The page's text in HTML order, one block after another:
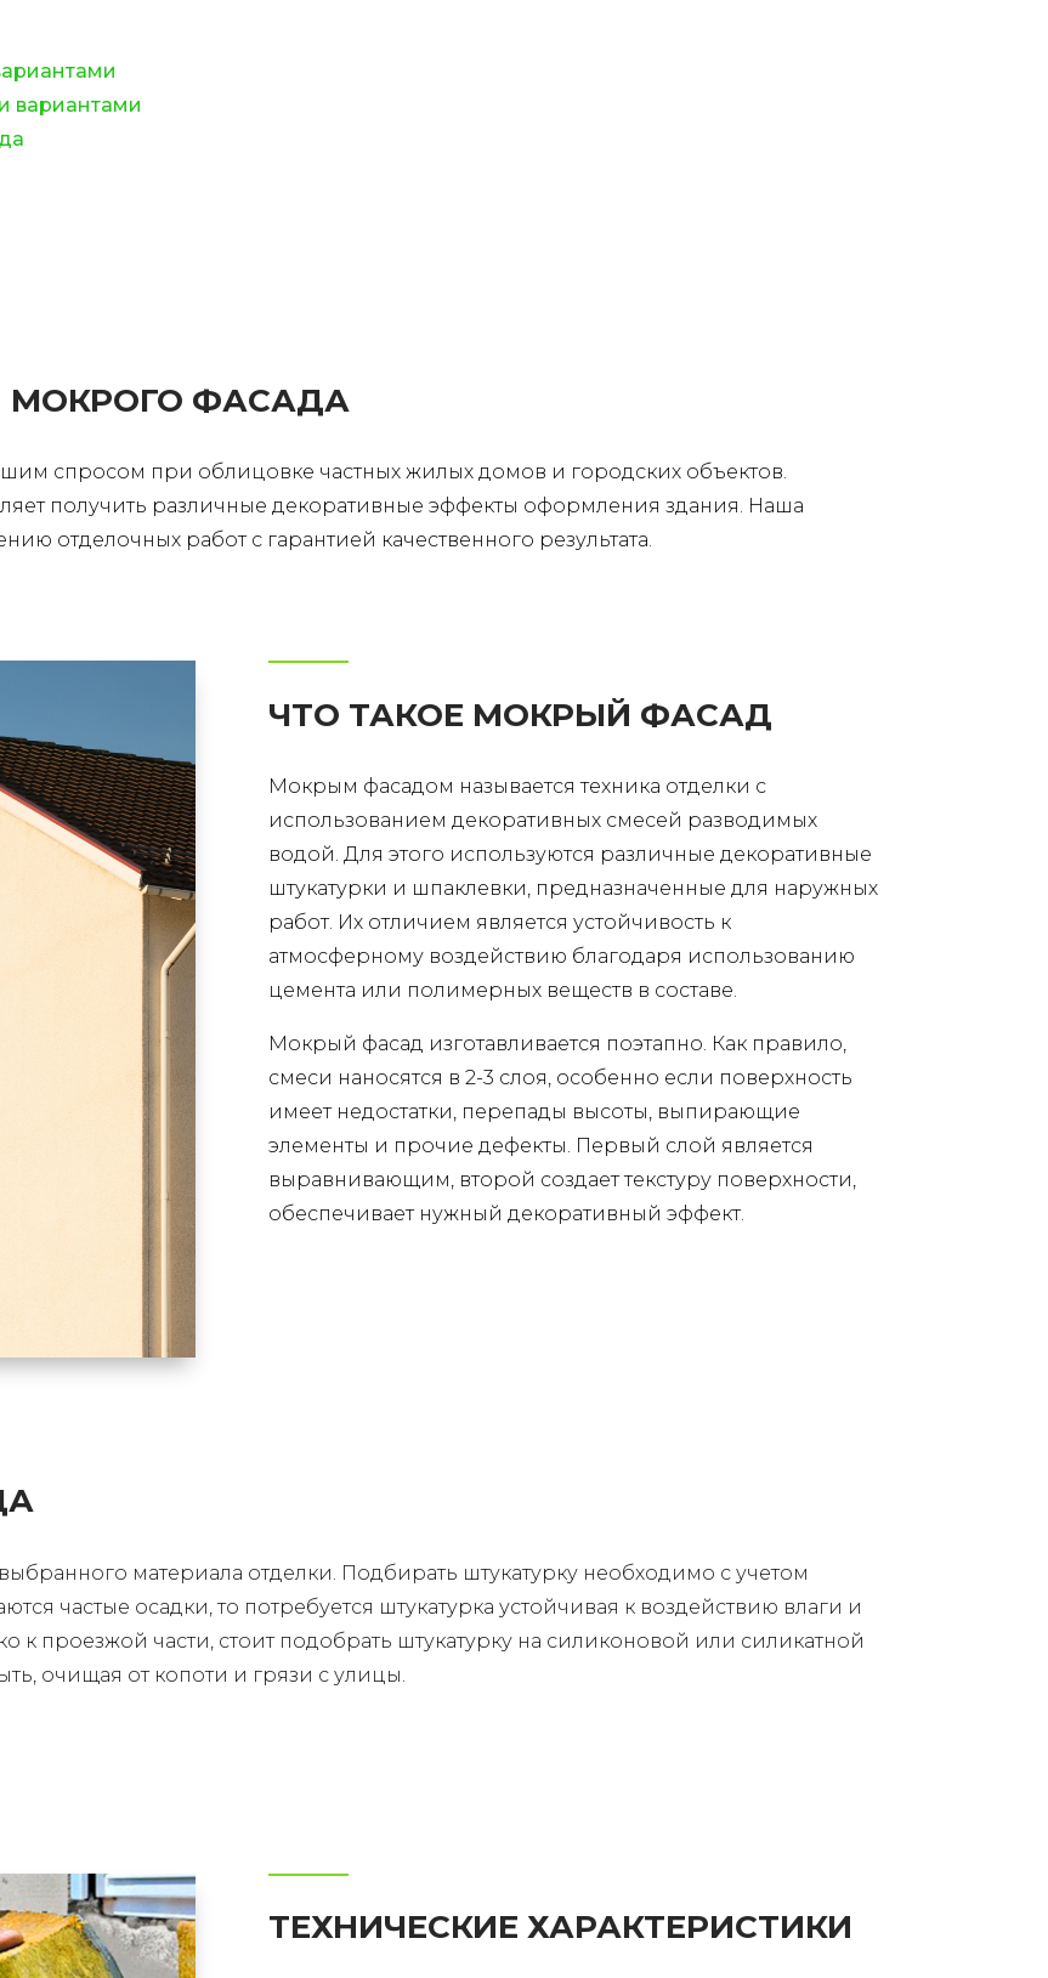
вариантами
МОКРОГО ФАСАДА
спросом при облицовке частных жилых домов и городских объектов.
получить различные декоративные эффекты оформления здания. Наша
отделочных работ с гарантией качественного результата.
ЧТО ТАКОЕ МОКРЫЙ ФАСАД
Мокрым фасадом называется техника отделки с
использованием декоративных смесей разводимых
водой. Для этого используются различные декоративные
штукатурки и шпаклевки, предназначенные для наружных
работ. Их отличием является устойчивость к
атмосферному воздействию благодаря использованию
цемента или полимерных веществ в составе.
Мокрый фасад изготавливается поэтапно. Как правило,
смеси наносятся в 2-3 слоя, особенно если поверхность
имеет недостатки, перепады высоты, выпирающие
элементы и прочие дефекты. Первый слой является
выравнивающим, второй создает текстуру поверхности,
обеспечивает нужный декоративный эффект.
материала отделки. Подбирать штукатурку необходимо с учетом
частые осадки, то потребуется штукатурка устойчивая к воздействию влаги и
к проезжой части, стоит подобрать штукатурку на силиконовой или силикатной
очищая от копоти и грязи с улицы.
ТЕХНИЧЕСКИЕ ХАРАКТЕРИСТИКИ